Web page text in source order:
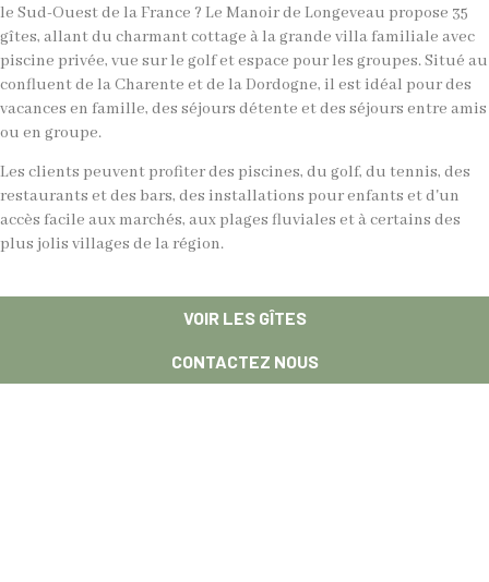
le Sud-Ouest de la France ? Le Manoir de Longeveau propose 35
gîtes, allant du charmant cottage à la grande villa familiale avec
piscine privée, vue sur le golf et espace pour les groupes. Situé au
confluent de la Charente et de la Dordogne, il est idéal pour des
vacances en famille, des séjours détente et des séjours entre amis
ou en groupe.
Les clients peuvent profiter des piscines, du golf, du tennis, des
restaurants et des bars, des installations pour enfants et d'un
accès facile aux marchés, aux plages fluviales et à certains des
plus jolis villages de la région.
VOIR LES GÎTES
CONTACTEZ NOUS